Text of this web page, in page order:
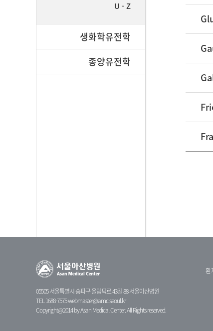
U - Z
생화학유전학
종양유전학
05505 서울특별시 송파구 올림픽로 43길 88 서울아산병원
TEL 1688-7575webmaster@amc.seoul.kr
Copyright@2014 by Asan Medical Center. All Rights reserved.
환